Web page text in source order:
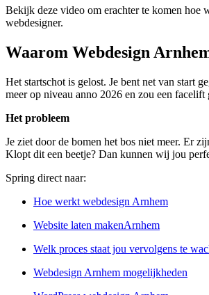
Bekijk deze video om erachter te komen hoe
webdesigner.
Waarom Webdesign
Het startschot is gelost. Je bent net van start
meer op niveau anno 2026 en zou een
Het probleem
Je ziet door de bomen het bos niet meer. Er
Klopt dit een beetje? Dan kunnen wij jou
Spring direct naar:
Hoe werkt webdesign Arnhem
Website laten makenArnhem
Welk proces staat jou vervolgens te
Webdesign Arnhem mogelijkheden